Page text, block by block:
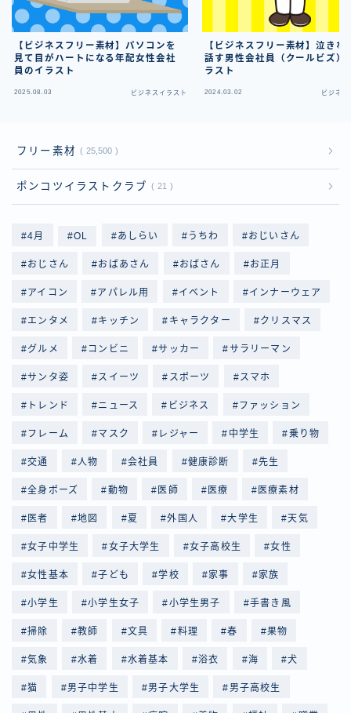
【ビジネスフリー素材】パソコンを
見て目がハートになる年配女性会社
員のイラスト
2025.08.03 ビジネスイラスト
【ビジネスフリー素材】泣きな
話す男性会社員（クールビズ）
ラスト
2024.03.02 ビジネ
フリー素材 25,500
ポンコツイラストクラブ 21
4月 OL あしらい うちわ おじいさん
おじさん おばあさん おばさん お正月
アイコン アパレル用 イベント インナーウェア
エンタメ キッチン キャラクター クリスマス
グルメ コンビニ サッカー サラリーマン
サンタ姿 スイーツ スポーツ スマホ
トレンド ニュース ビジネス ファッション
フレーム マスク レジャー 中学生 乗り物
交通 人物 会社員 健康診断 先生
全身ポーズ 動物 医師 医療 医療素材
医者 地図 夏 外国人 大学生 天気
女子中学生 女子大学生 女子高校生 女性
女性基本 子ども 学校 家事 家族
小学生 小学生女子 小学生男子 手書き風
掃除 教師 文具 料理 春 果物
気象 水着 水着基本 浴衣 海 犬
猫 男子中学生 男子大学生 男子高校生